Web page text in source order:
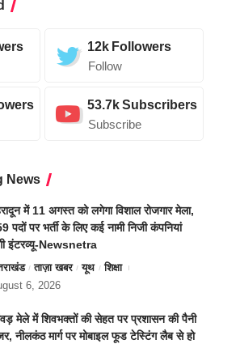
12k Followers
Follow
53.7kSubscribers
Subscribe
News
में 11 अगस्त को लगेगा विशाल रोजगार मेला,
पदों पर भर्ती के लिए कई नामी निजी कंपनियां
इंटरव्यू-Newsnetra
ताज़ा खबर यूथ
शिक्षा
6, 2026
मेले में शिवभक्तों की सेहत पर प्रशासन की पैनी
नीलकंठ मार्ग पर मोबाइल फूड टेस्टिंग लैब से हो